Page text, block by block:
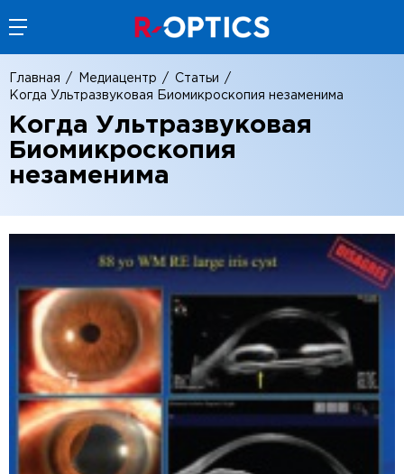
Главная Медиацентр
Статьи
Когда Ультразвуковая Биомикроскопия незаменима
Когда Ультразвуковая
Биомикроскопия
незаменима